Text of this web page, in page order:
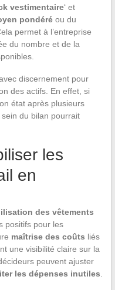
vestimentaire‘ et
pondéréou du
permet à l’entreprise
du nombre et de la
discernement pour
des actifs. En effet, si
état après plusieurs
du bilan pourrait
les
en
des vêtements
positifs pour les
maîtrise des coûts liés
une visibilité claire sur la
peuvent ajuster
les dépenses inutiles